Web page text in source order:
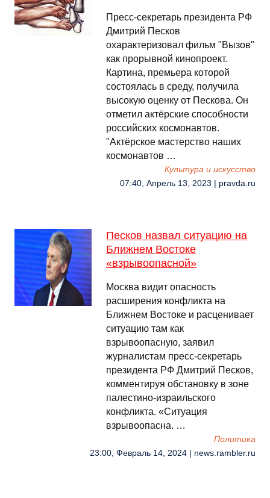
Пресс-секретарь президента РФ
Дмитрий Песков
охарактеризовал фильм "Вызов"
как прорывной кинопроект.
Картина, премьера которой
состоялась в среду, получила
высокую оценку от Пескова. Он
отметил актёрские способности
российских космонавтов.
"Актёрское мастерство наших
космонавтов …
Культура и искусство
07:40, Апрель 13, 2023 | pravda.ru
Песков назвал ситуацию на
Ближнем Востоке
«взрывоопасной»
Москва видит опасность
расширения конфликта на
Ближнем Востоке и расценивает
ситуацию там как
взрывоопасную, заявил
журналистам пресс-секретарь
президента РФ Дмитрий Песков,
комментируя обстановку в зоне
палестино-израильского
конфликта. «Ситуация
взрывоопасна. …
Политика
23:00, Февраль 14, 2024 | news.rambler.ru